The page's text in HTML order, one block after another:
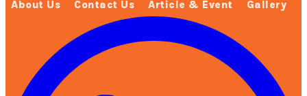
About Us Contact Us Article & Event Gallery